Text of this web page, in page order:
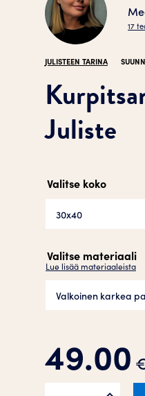
17
JULISTEEN TARINA
Juliste
Valitse koko
Valitse materiaali
Lue lisää materiaaleista
49.00